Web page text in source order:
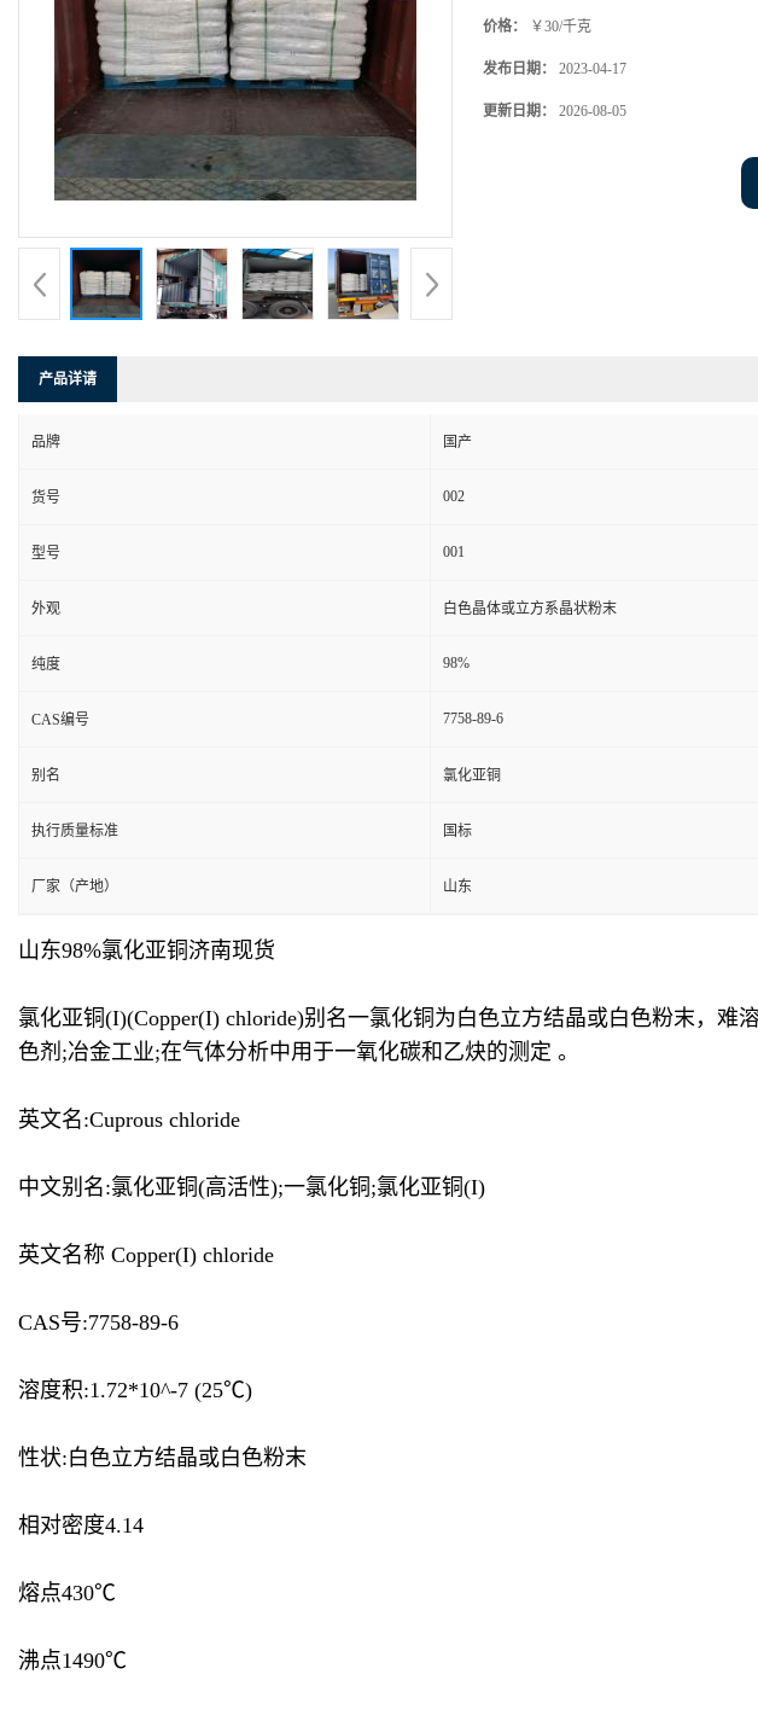
价格： ￥30/千克
发布日期： 2023-04-17
更新日期： 2026-08-05
产品详请
品牌 国产
货号 002
型号 001
外观 白色晶体或立方系晶状粉末
纯度 98%
CAS编号 7758-89-6
别名 氯化亚铜
执行质量标准 国标
厂家（产地） 山东
山东98%氯化亚铜济南现货
氯化亚铜(I)(Copper(I) chloride)别名一氯化铜为白色立方结晶或白色粉末，
色剂;冶金工业;在气体分析中用于一氧化碳和乙炔的测定 。
英文名:Cuprous chloride
中文别名:氯化亚铜(高活性);一氯化铜;氯化亚铜(I)
英文名称 Copper(I) chloride
CAS号:7758-89-6
溶度积:1.72*10^-7 (25℃)
性状:白色立方结晶或白色粉末
相对密度4.14
熔点430℃
沸点1490℃